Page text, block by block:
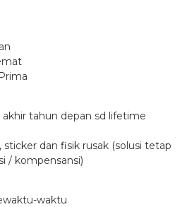
tahun depan sd lifetime
sticker dan fisik rusak (solusi tetap
/ kompensansi)
waktu